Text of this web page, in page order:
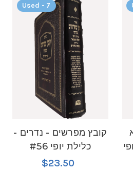
Used - 7
קובץ מפרשים - נדרים -
כלילת יופי #56
$23.50